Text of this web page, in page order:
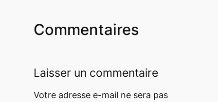
Commentaires
Laisser un commentaire
Votre adresse e-mail ne sera pas